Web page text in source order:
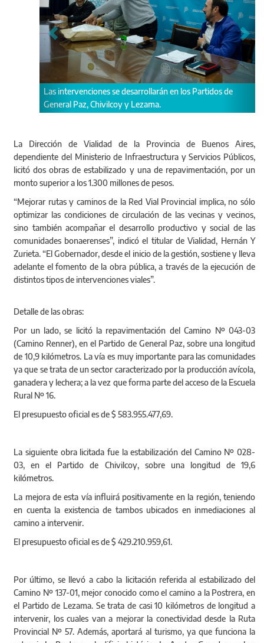
en los Partidos de
Hernán Y Zurieta y el intendente Juan
La Dirección de Vialidad de la Provincia de Buenos Aires,
dependiente del Ministerio de Infraestructura y Servicios Públicos,
licitó dos obras de estabilizado y una de repavimentación, por un
monto superior a los 1.300 millones de pesos.
“Mejorar rutas y caminos de la Red Vial Provincial implica, no sólo
optimizar las condiciones de circulación de las vecinas y vecinos,
sino también acompañar el desarrollo productivo y social de las
comunidades bonaerenses”, indicó el titular de Vialidad, Hernán Y
Zurieta. “El Gobernador, desde el inicio de la gestión, sostiene y lleva
adelante el fomento de la obra pública, a través de la ejecución de
distintos tipos de intervenciones viales”.
Detalle de las obras:
Por un lado, se licitó la repavimentación del Camino Nº 043-03
(Camino Renner), en el Partido de General Paz, sobre una longitud
de 10,9 kilómetros. La vía es muy importante para las comunidades
ya que se trata de un sector caracterizado por la producción avícola,
ganadera y lechera; a la vez que forma parte del acceso de la Escuela
Rural Nº 16.
El presupuesto oficial es de $ 583.955.477,69.
La siguiente obra licitada fue la estabilización del Camino Nº 028-
03, en el Partido de Chivilcoy, sobre una longitud de 19,6
kilómetros.
La mejora de esta vía influirá positivamente en la región, teniendo
en cuenta la existencia de tambos ubicados en inmediaciones al
camino a intervenir.
El presupuesto oficial es de $ 429.210.959,61.
Por último, se llevó a cabo la licitación referida al estabilizado del
Camino Nº 137-01, mejor conocido como el camino a la Postrera, en
el Partido de Lezama. Se trata de casi 10 kilómetros de longitud a
intervenir, los cuales van a mejorar la conectividad desde la Ruta
Provincial Nº 57. Además, aportará al turismo, ya que funciona la